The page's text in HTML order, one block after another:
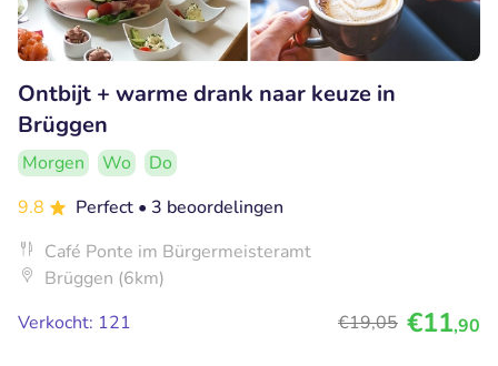
Ontbijt + warme drank naar keuze in
Brüggen
Morgen Wo
Do
9.8
Perfect • 3 beoordelingen
Café Ponte im Bürgermeisteramt
Brüggen (6km)
Verkocht: 121
€19,05 €11,90